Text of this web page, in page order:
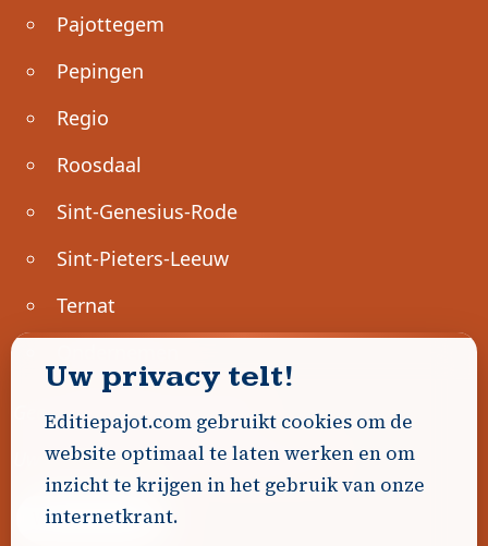
Pajottegem
Pepingen
Regio
Roosdaal
Sint-Genesius-Rode
Sint-Pieters-Leeuw
Ternat
Geen advertenties gevonden.
Uw advertentie hier? Contacteer ons!
Word Partner!
Uw privacy telt!
Editiepajot.com gebruikt cookies om de
website optimaal te laten werken en om
inzicht te krijgen in het gebruik van onze
internetkrant.